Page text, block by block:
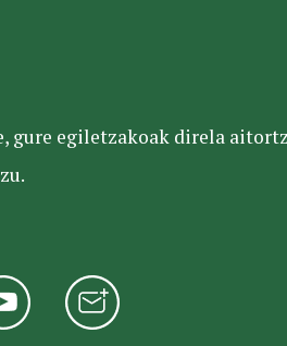
gure egiletzakoak direla